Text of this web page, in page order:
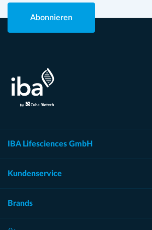
Abonnieren
IBA Lifesciences GmbH
Kundenservice
Brands